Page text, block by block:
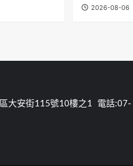
2026-08-06
大安街115號10樓之1 電話:07-